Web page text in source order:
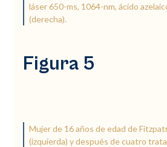
láser 650-ms, 1064-nm, ácido
(derecha).
Figura 5
Mujer de 16 años de edad de
(izquierda) y después de cuatro